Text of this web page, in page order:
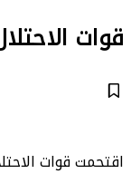
قوات
اقتحمت قوات